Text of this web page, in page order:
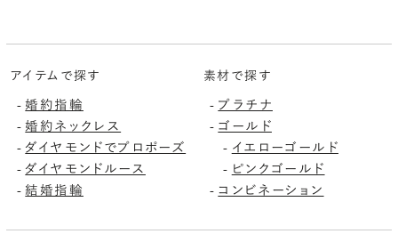
アイテムで探す
-婚約指輪
-婚約ネックレス
-ダイヤモンドでプロポーズ
-ダイヤモンドルース
-結婚指輪
素材で探す
- プラチナ
- ゴールド
- イエローゴールド
- ピンクゴールド
- コンビネーション